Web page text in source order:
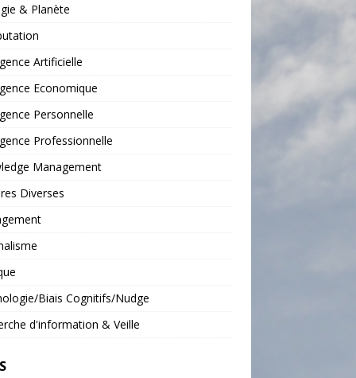
& Planète
Artificielle
Economique
Personnelle
Professionnelle
Management
Diverses
Biais Cognitifs/Nudge
d'information & Veille